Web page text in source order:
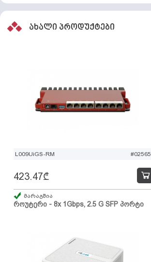
ახალი პროდუქტები
L009UiGS-RM #02565
როუტერი - 8x 1Gbps, 2.5 G SFP პორტი
423.47₾
მარაგშია